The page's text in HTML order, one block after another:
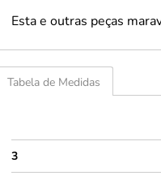
Esta e outras peças
Tabela de Medidas
3